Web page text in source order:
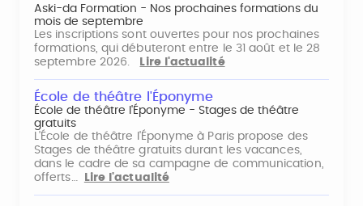
Aski-da Formation - Nos prochaines formations du
mois de septembre
Les inscriptions sont ouvertes pour nos prochaines
formations, qui débuteront entre le 31 août et le 28
septembre 2026.
Lire l'actualité
École de théâtre l'Éponyme
École de théâtre l'Éponyme - Stages de théâtre
gratuits
L'École de théâtre l'Éponyme à Paris propose des
Stages de théâtre gratuits durant les vacances,
dans le cadre de sa campagne de communication,
offerts…
Lire l'actualité